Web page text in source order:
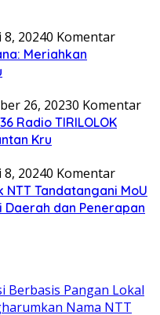
8, 20240 Komentar
Meriahkan
26, 20230 Komentar
Radio TIRILOLOK
Kru
8, 20240 Komentar
NTT Tandatangani MoU
dan Penerapan